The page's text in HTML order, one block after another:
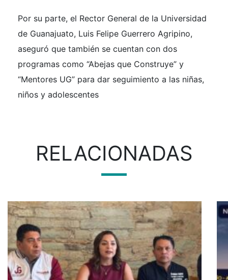
Por su parte, el Rector General de la Universidad
de Guanajuato, Luis Felipe Guerrero Agripino,
aseguró que también se cuentan con dos
programas como “Abejas que Construye” y
“Mentores UG” para dar seguimiento a las niñas,
niños y adolescentes
RELACIONADAS